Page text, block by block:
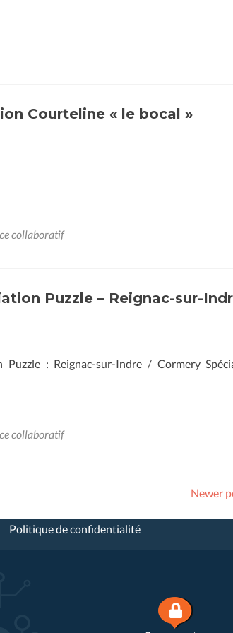
Courteline « le bocal »
collaboratif
Puzzle – Reignac-sur-
Puzzle : Reignac-sur-Indre / Cormery
collaboratif
Newer
Politique de confidentialité